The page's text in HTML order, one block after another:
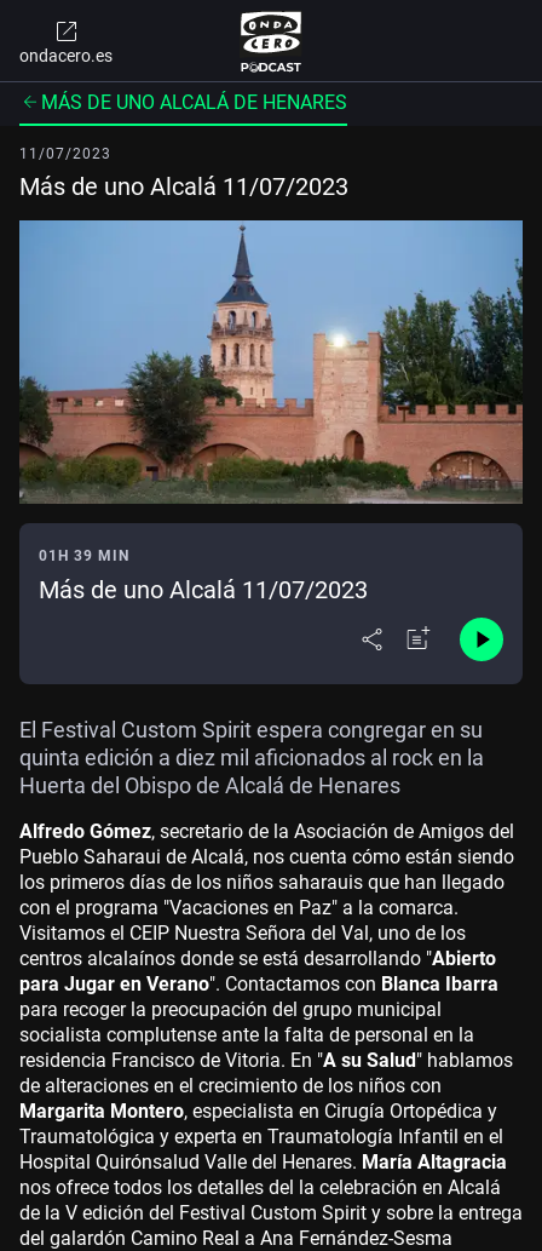
ondacero.es
MÁS DE UNO ALCALÁ DE HENARES
11/07/2023
Más de uno Alcalá 11/07/2023
01H 39 MIN
Más de uno Alcalá 11/07/2023
El Festival Custom Spirit espera congregar en su
quinta edición a diez mil aficionados al rock en la
Huerta del Obispo de Alcalá de Henares
Alfredo Gómez, secretario de la Asociación de Amigos del
Pueblo Saharaui de Alcalá, nos cuenta cómo están siendo
los primeros días de los niños saharauis que han llegado
con el programa "Vacaciones en Paz" a la comarca.
Visitamos el CEIP Nuestra Señora del Val, uno de los
centros alcalaínos donde se está desarrollando "Abierto
para Jugar en Verano". Contactamos con Blanca Ibarra
para recoger la preocupación del grupo municipal
socialista complutense ante la falta de personal en la
residencia Francisco de Vitoria. En "A su Salud" hablamos
de alteraciones en el crecimiento de los niños con
Margarita Montero, especialista en Cirugía Ortopédica y
Traumatológica y experta en Traumatología Infantil en el
Hospital Quirónsalud Valle del Henares. María Altagracia
nos ofrece todos los detalles del la celebración en Alcalá
de la V edición del Festival Custom Spirit y sobre la entrega
del galardón Camino Real a Ana Fernández-Sesma